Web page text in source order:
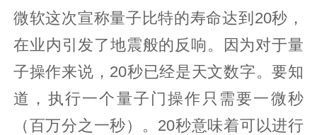
微软这次宣称量子比特的寿命达到20秒，
在业内引发了地震般的反响。因为对于量
子操作来说，20秒已经是天文数字。要知
道，执行一个量子门操作只需要一微秒
（百万分之一秒）。20秒意味着可以进行